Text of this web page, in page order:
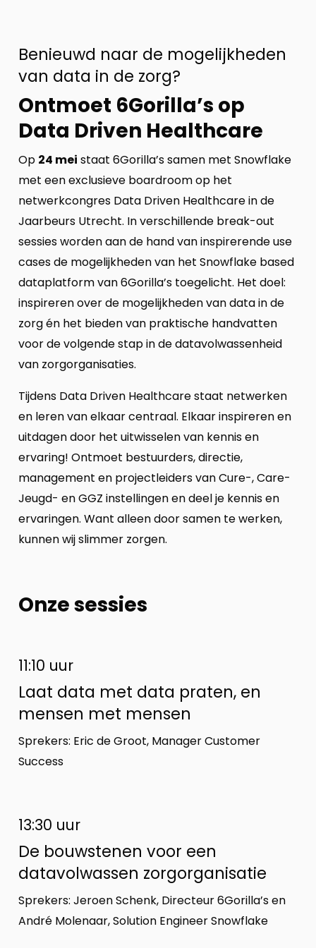
Benieuwd naar de mogelijkheden
van data in de zorg?
Ontmoet 6Gorilla’s op
Data Driven Healthcare
Op 24 mei staat 6Gorilla’s samen met Snowflake
met een exclusieve boardroom op het
netwerkcongres Data Driven Healthcare in de
Jaarbeurs Utrecht. In verschillende break-out
sessies worden aan de hand van inspirerende use
cases de mogelijkheden van het Snowflake based
dataplatform van 6Gorilla’s toegelicht. Het doel:
inspireren over de mogelijkheden van data in de
zorg én het bieden van praktische handvatten
voor de volgende stap in de datavolwassenheid
van zorgorganisaties.
Tijdens Data Driven Healthcare staat netwerken
en leren van elkaar centraal. Elkaar inspireren en
uitdagen door het uitwisselen van kennis en
ervaring! Ontmoet bestuurders, directie,
management en projectleiders van Cure-, Care-
Jeugd- en GGZ instellingen en deel je kennis en
ervaringen. Want alleen door samen te werken,
kunnen wij slimmer zorgen.
Onze sessies
11:10 uur
Laat data met data praten, en
mensen met mensen
Sprekers: Eric de Groot, Manager Customer
Success
13:30 uur
De bouwstenen voor een
datavolwassen zorgorganisatie
Sprekers: Jeroen Schenk, Directeur 6Gorilla’s en
André Molenaar, Solution Engineer Snowflake